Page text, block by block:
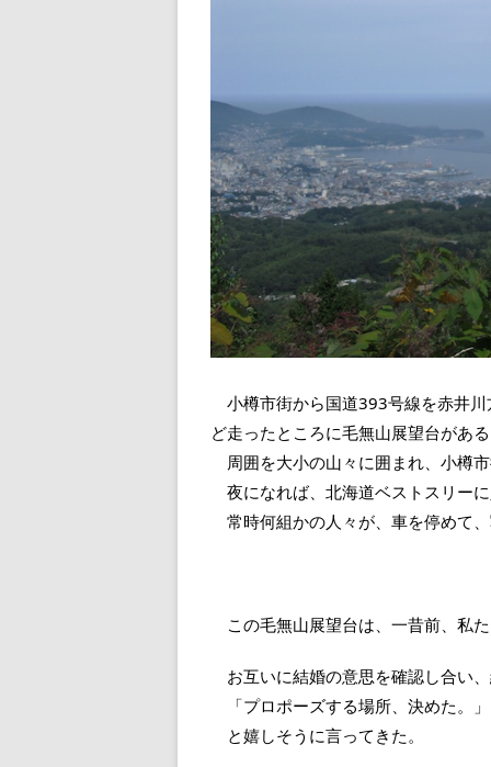
小樽市街から国道393号線を赤井
ど走ったところに毛無山展望台があ
周囲を大小の山々に囲まれ、小樽
夜になれば、北海道ベストスリー
常時何組かの人々が、車を停めて
この毛無山展望台は、一昔前、私
お互いに結婚の意思を確認し合い
「プロポーズする場所、決めた。」
と嬉しそうに言ってきた。